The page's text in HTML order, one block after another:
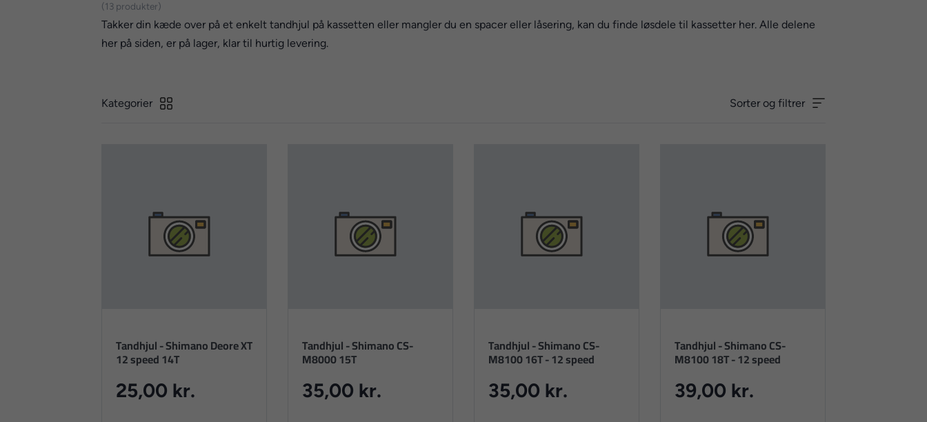
(13 produkter)
Takker din kæde over på et enkelt tandhjul på kassetten eller mangler du en spacer eller låsering, kan du finde løsdele til kassetter her. Alle delene
her på siden, er på lager, klar til hurtig levering.
Kategorier Sorter og filtrer
Tandhjul - Shimano Deore XT
12 speed 14T
25,00 kr.
Tandhjul - Shimano CS-
M8000 15T
35,00 kr.
Tandhjul - Shimano CS-
M8100 16T - 12 speed
35,00 kr.
Tandhjul - Shimano CS-
M8100 18T - 12 speed
39,00 kr.